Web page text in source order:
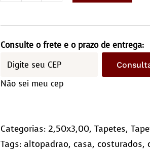
Couro
2,5x3,0m
(10x10)
Consulte o frete e o prazo de entrega:
Não sei meu cep
Categorias:2,50x3,00,Tapetes,
Tags: altopadrao,casa,costurados,